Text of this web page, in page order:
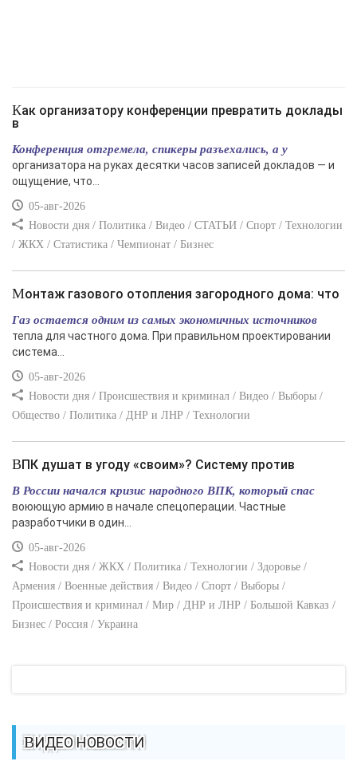
Как организатору конференции превратить доклады
в
Конференция отгремела, спикеры разъехались, а у
организатора на руках десятки часов записей докладов — и
ощущение, что...
05-авг-2026
Новости дня / Политика / Видео / СТАТЬИ / Спорт / Технологии
/ ЖКХ / Статистика / Чемпионат / Бизнес
Монтаж газового отопления загородного дома: что
Газ остается одним из самых экономичных источников
тепла для частного дома. При правильном проектировании
система...
05-авг-2026
Новости дня / Происшествия и криминал / Видео / Выборы /
Общество / Политика / ДНР и ЛНР / Технологии
ВПК душат в угоду «своим»? Систему против
В России начался кризис народного ВПК, который спас
воюющую армию в начале спецоперации. Частные
разработчики в один...
05-авг-2026
Новости дня / ЖКХ / Политика / Технологии / Здоровье /
Армения / Военные действия / Видео / Спорт / Выборы /
Происшествия и криминал / Мир / ДНР и ЛНР / Большой Кавказ /
Бизнес / Россия / Украина
ВИДЕО НОВОСТИ